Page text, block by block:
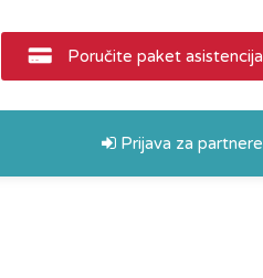
Poručite paket asistencija
Prijava za partnere